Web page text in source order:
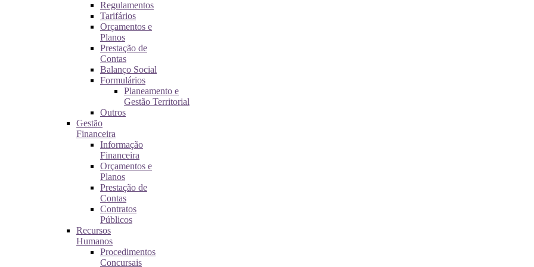
Regulamentos
Tarifários
Orçamentos e
Planos
Prestação de
Contas
Balanço Social
Formulários
Planeamento e
Gestão Territorial
Outros
Gestão
Financeira
Informação
Financeira
Orçamentos e
Planos
Prestação de
Contas
Contratos
Públicos
Recursos
Humanos
Procedimentos
Concursais